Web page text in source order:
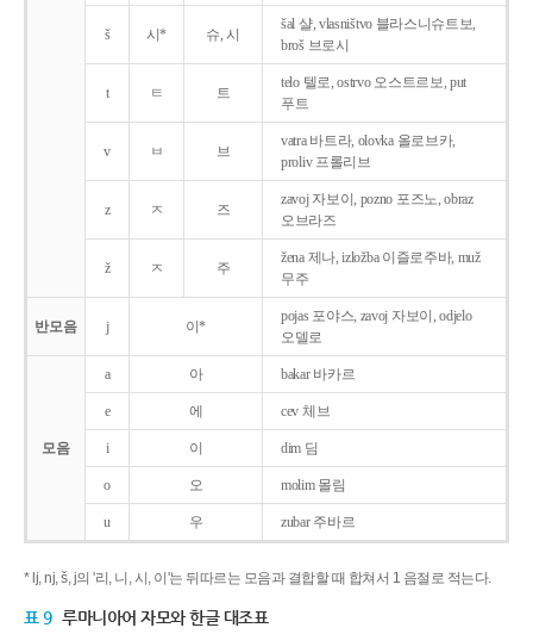
š 시* 슈, 시
šal 샬, vlasništvo 블라스니슈트보,
broš 브로시
t ㅌ 트
telo 텔로, ostrvo 오스트르보, put
푸트
v ㅂ 브
vatra 바트라, olovka 올로브카,
proliv 프롤리브
z ㅈ 즈
zavoj 자보이, pozno 포즈노, obraz
오브라즈
ž ㅈ 주
žena 제나, izložba 이즐로주바, muž
무주
반모음 j 이*
pojas 포야스, zavoj 자보이, odjelo
오델로
모음
a 아 bakar 바카르
e 에 cev 체브
i 이 dim 딤
o 오 molim 몰림
u 우 zubar 주바르
* lj, nj, š, j의 '리, 니, 시, 이'는 뒤따르는 모음과 결합할 때 합쳐서 1 음절로 적는다.
표 9 루마니아어 자모와 한글 대조표